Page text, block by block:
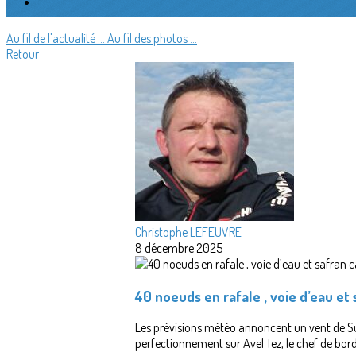
Au fil de l'actualité ... Au fil des photos ...
Retour
Christophe LEFEUVRE
8 décembre 2025
40 noeuds en rafale , voie d’eau et
Les prévisions météo annoncent un vent de
perfectionnement sur Avel Tez, le chef de